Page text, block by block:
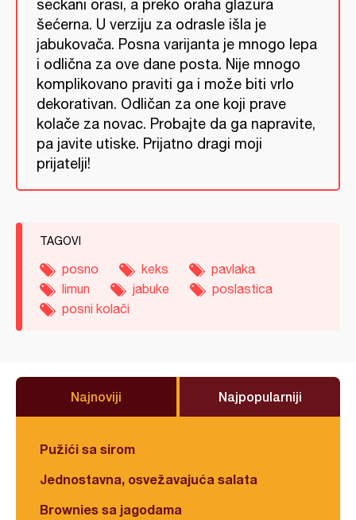
seckani orasi, a preko oraha glazura
šećerna. U verziju za odrasle išla je
jabukovača. Posna varijanta je mnogo lepa
i odlična za ove dane posta. Nije mnogo
komplikovano praviti ga i može biti vrlo
dekorativan. Odličan za one koji prave
kolače za novac. Probajte da ga napravite,
pa javite utiske. Prijatno dragi moji
prijatelji!
TAGOVI
posno keks
pavlaka
limun
jabuke
poslastica
posni kolači
Najnoviji Najpopularniji
Pužići sa sirom
Jednostavna, osvežavajuća salata
Brownies sa jagodama